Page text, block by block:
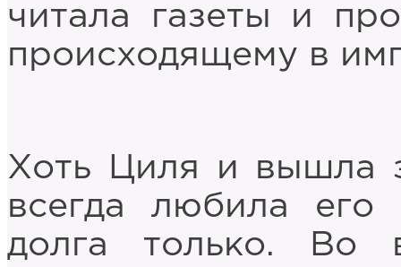
читала газеты и
происходящему в
Хоть Циля и вышла
всегда любила
долга только. Во